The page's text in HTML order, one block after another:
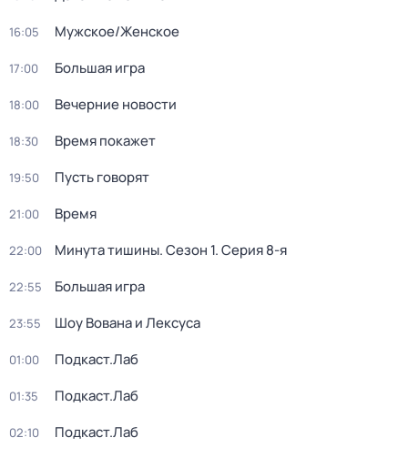
16:05 Мужское/Женское
17:00 Большая игра
18:00 Вечерние новости
18:30 Время покажет
19:50 Пусть говорят
21:00 Время
22:00 Минута тишины. Сезон 1. Серия 8-я
22:55 Большая игра
23:55 Шоу Вована и Лексуса
01:00 Подкаст.Лаб
01:35 Подкаст.Лаб
02:10 Подкаст.Лаб